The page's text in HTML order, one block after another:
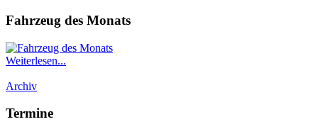
Fahrzeug des Monats
Weiterlesen...
Archiv
Termine